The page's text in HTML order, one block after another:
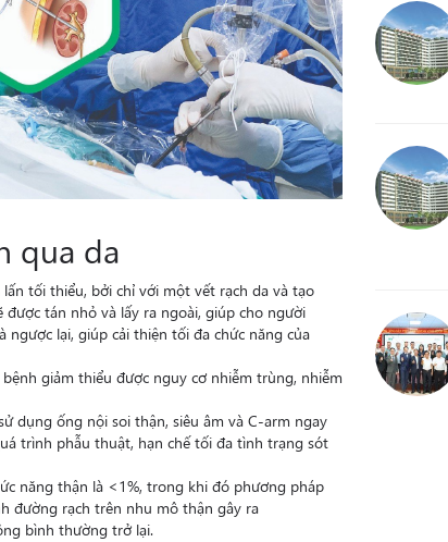
qua da
tối thiểu, bởi chỉ với một vết rạch da và tạo
tán nhỏ và lấy ra ngoài, giúp cho người
lại, giúp cải thiện tối đa chức năng của
giảm thiểu được nguy cơ nhiễm trùng, nhiễm
dụng ống nội soi thận, siêu âm và C-arm ngay
trình phẫu thuật, hạn chế tối đa tình trạng sót
năng thận là <1%, trong khi đó phương pháp
đường rạch trên nhu mô thận gây ra
bình thường trở lại.